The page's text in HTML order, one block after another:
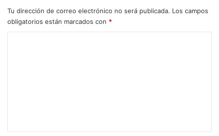
Tu dirección de correo electrónico no será publicada. Los campos
obligatorios están marcados con *